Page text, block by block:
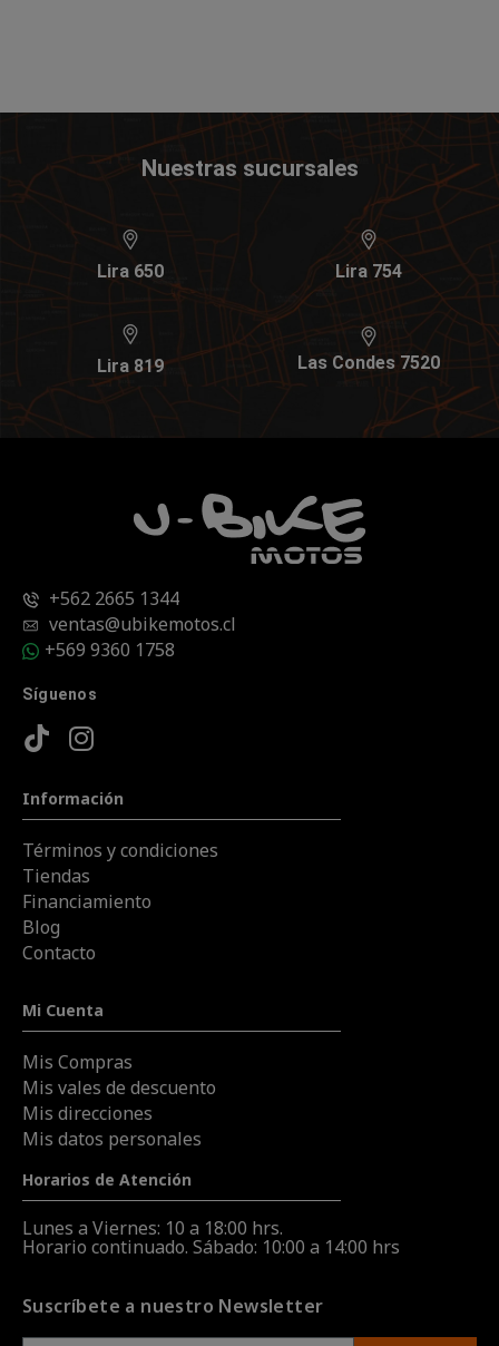
Nuestras sucursales
Lira 650 Lira 754
Lira 819 Las Condes 7520
+562 2665 1344
ventas@ubikemotos.cl
+569 9360 1758
Síguenos
Información
Términos y condiciones
Tiendas
Financiamiento
Blog
Contacto
Mi Cuenta
Mis Compras
Mis vales de descuento
Mis direcciones
Mis datos personales
Horarios de Atención
Lunes a Viernes: 10 a 18:00 hrs.
Horario continuado. Sábado: 10:00 a 14:00 hrs
Suscríbete a nuestro Newsletter